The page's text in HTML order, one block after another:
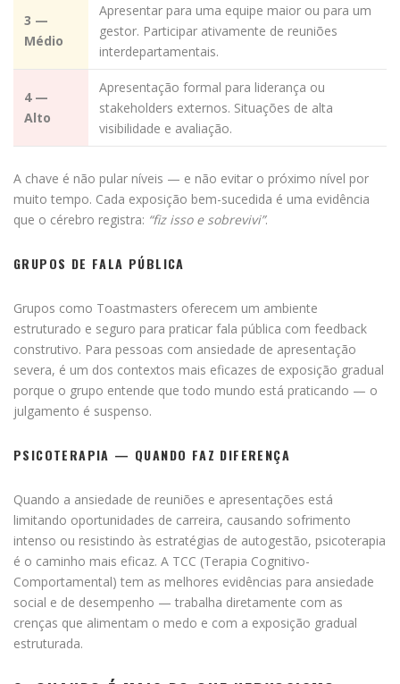
3 —
Médio
Apresentar para uma equipe maior ou para um
gestor. Participar ativamente de reuniões
interdepartamentais.
4 —
Alto
Apresentação formal para liderança ou
stakeholders externos. Situações de alta
visibilidade e avaliação.
A chave é não pular níveis — e não evitar o próximo nível por
muito tempo. Cada exposição bem-sucedida é uma evidência
que o cérebro registra: “fiz isso e sobrevivi”.
GRUPOS DE FALA PÚBLICA
Grupos como Toastmasters oferecem um ambiente
estruturado e seguro para praticar fala pública com feedback
construtivo. Para pessoas com ansiedade de apresentação
severa, é um dos contextos mais eficazes de exposição gradual
porque o grupo entende que todo mundo está praticando — o
julgamento é suspenso.
PSICOTERAPIA — QUANDO FAZ DIFERENÇA
Quando a ansiedade de reuniões e apresentações está
limitando oportunidades de carreira, causando sofrimento
intenso ou resistindo às estratégias de autogestão, psicoterapia
é o caminho mais eficaz. A TCC (Terapia Cognitivo-
Comportamental) tem as melhores evidências para ansiedade
social e de desempenho — trabalha diretamente com as
crenças que alimentam o medo e com a exposição gradual
estruturada.